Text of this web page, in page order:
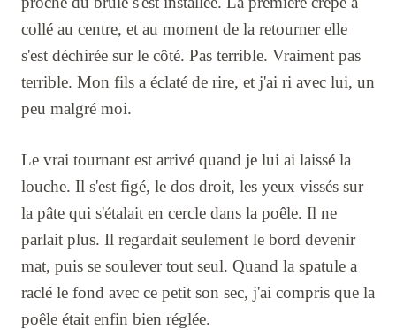
collé au centre, et au moment de la retourner elle
s'est déchirée sur le côté. Pas terrible. Vraiment pas
terrible. Mon fils a éclaté de rire, et j'ai ri avec lui, un
peu malgré moi.
Le vrai tournant est arrivé quand je lui ai laissé la
louche. Il s'est figé, le dos droit, les yeux vissés sur
la pâte qui s'étalait en cercle dans la poêle. Il ne
parlait plus. Il regardait seulement le bord devenir
mat, puis se soulever tout seul. Quand la spatule a
raclé le fond avec ce petit son sec, j'ai compris que la
poêle était enfin bien réglée.